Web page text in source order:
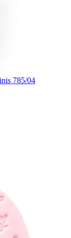
785/04